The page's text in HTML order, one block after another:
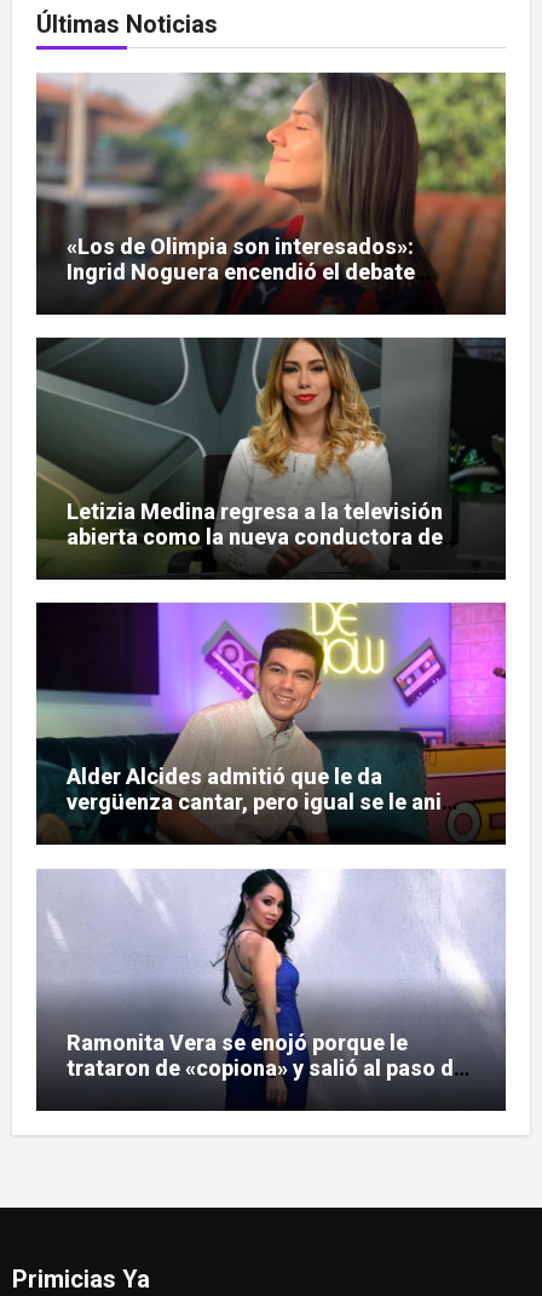
Últimas Noticias
«Los de Olimpia son interesados»:
Ingrid Noguera encendió el debate
sobre las hinchadas
Letizia Medina regresa a la televisión
abierta como la nueva conductora de
«Pulso Urbano»
Alder Alcides admitió que le da
vergüenza cantar, pero igual se le animó
a Soda Stereo
Ramonita Vera se enojó porque le
trataron de «copiona» y salió al paso de
Primicias Ya